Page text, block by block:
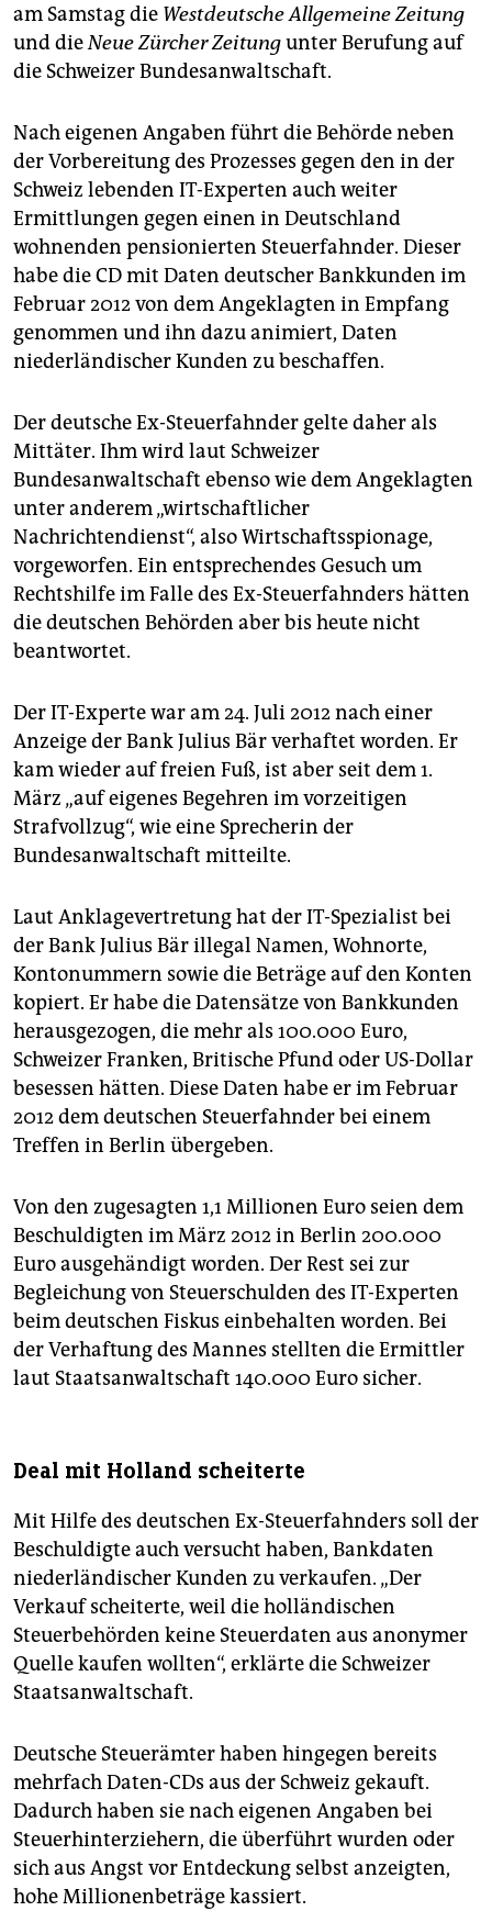
am Samstag die Westdeutsche Allgemeine Zeitung
und dieNeue Zürcher Zeitungunter Berufung auf
die Schweizer Bundesanwaltschaft.
Nach eigenen Angaben führt die Behörde neben
der Vorbereitung des Prozesses gegen den in der
Schweiz lebenden IT-Experten auch weiter
Ermittlungen gegen einen in Deutschland
wohnenden pensionierten Steuerfahnder. Dieser
habe die CD mit Daten deutscher Bankkunden im
Februar 2012 von dem Angeklagten in Empfang
genommen und ihn dazu animiert, Daten
niederländischer Kunden zu beschaffen.
Der deutsche Ex-Steuerfahnder gelte daher als
Mittäter. Ihm wird laut Schweizer
Bundesanwaltschaft ebenso wie dem Angeklagten
unter anderem „wirtschaftlicher
Nachrichtendienst“, also Wirtschaftsspionage,
vorgeworfen. Ein entsprechendes Gesuch um
Rechtshilfe im Falle des Ex-Steuerfahnders hätten
die deutschen Behörden aber bis heute nicht
beantwortet.
Der IT-Experte war am 24. Juli 2012 nach einer
Anzeige der Bank Julius Bär verhaftet worden. Er
kam wieder auf freien Fuß, ist aber seit dem 1.
März „auf eigenes Begehren im vorzeitigen
Strafvollzug“, wie eine Sprecherin der
Bundesanwaltschaft mitteilte.
Laut Anklagevertretung hat der IT-Spezialist bei
der Bank Julius Bär illegal Namen, Wohnorte,
Kontonummern sowie die Beträge auf den Konten
kopiert. Er habe die Datensätze von Bankkunden
herausgezogen, die mehr als 100.000 Euro,
Schweizer Franken, Britische Pfund oder US-Dollar
besessen hätten. Diese Daten habe er im Februar
2012 dem deutschen Steuerfahnder bei einem
Treffen in Berlin übergeben.
Von den zugesagten 1,1 Millionen Euro seien dem
Beschuldigten im März 2012 in Berlin 200.000
Euro ausgehändigt worden. Der Rest sei zur
Begleichung von Steuerschulden des IT-Experten
beim deutschen Fiskus einbehalten worden. Bei
der Verhaftung des Mannes stellten die Ermittler
laut Staatsanwaltschaft 140.000 Euro sicher.
Deal mit Holland scheiterte
Mit Hilfe des deutschen Ex-Steuerfahnders soll der
Beschuldigte auch versucht haben, Bankdaten
niederländischer Kunden zu verkaufen. „Der
Verkauf scheiterte, weil die holländischen
Steuerbehörden keine Steuerdaten aus anonymer
Quelle kaufen wollten“, erklärte die Schweizer
Staatsanwaltschaft.
Deutsche Steuerämter haben hingegen bereits
mehrfach Daten-CDs aus der Schweiz gekauft.
Dadurch haben sie nach eigenen Angaben bei
Steuerhinterziehern, die überführt wurden oder
sich aus Angst vor Entdeckung selbst anzeigten,
hohe Millionenbeträge kassiert.